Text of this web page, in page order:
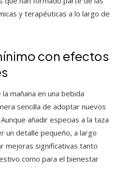
y terapéuticas a lo largo de
con efectos
mañana en una bebida
sencilla de adoptar nuevos
añadir especias a la taza
un detalle pequeño, a largo
mejoras significativas tanto
como para el bienestar